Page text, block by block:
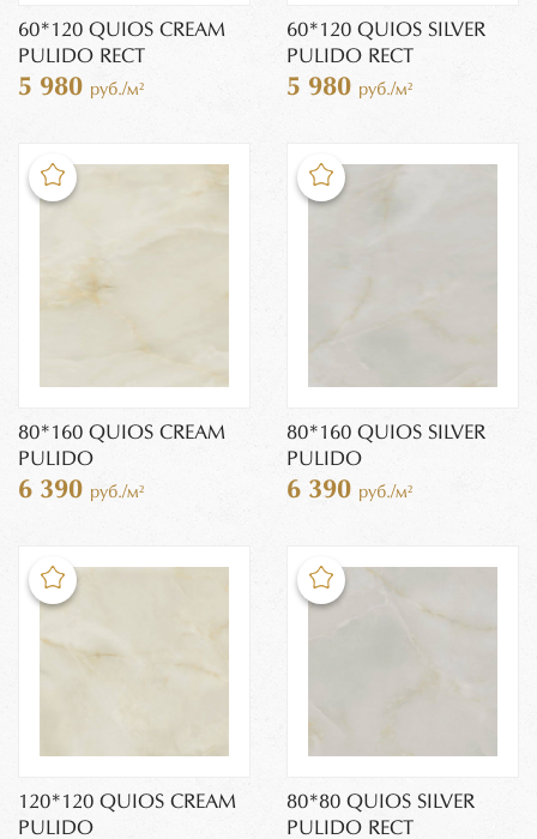
60*120 QUIOS CREAM
PULIDO RECT
5 980 руб./м²
60*120 QUIOS SILVER
PULIDO RECT
5 980 руб./м²
80*160 QUIOS CREAM
PULIDO
6 390 руб./м²
80*160 QUIOS SILVER
PULIDO
6 390 руб./м²
120*120 QUIOS CREAM
PULIDO
80*80 QUIOS SILVER
PULIDO RECT